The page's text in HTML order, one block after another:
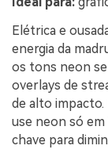
Elétrica e
energia da
os tons neon
overlays de
de alto impacto.
use neon só
chave para